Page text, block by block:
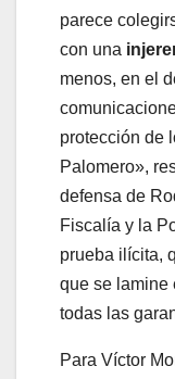
parece
con una
menos, en el
protección de
Palomero»,
defensa de
Fiscalía y la
prueba ilícita,
que se lamine
todas las
Para Víctor